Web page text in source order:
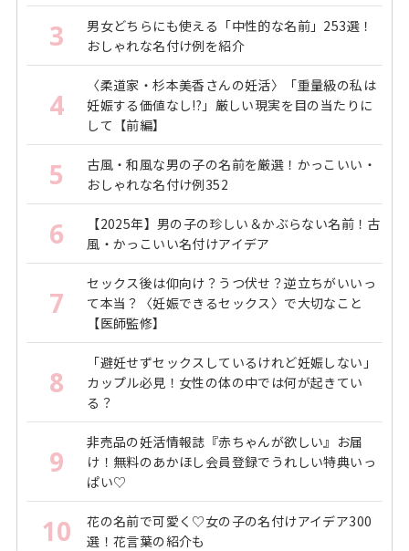
3
男女どちらにも使える「中性的な名前」253選！
おしゃれな名付け例を紹介
4
〈柔道家・杉本美香さんの妊活〉「重量級の私は
妊娠する価値なし!?」厳しい現実を目の当たりに
して【前編】
5
古風・和風な男の子の名前を厳選！かっこいい・
おしゃれな名付け例352
6
【2025年】男の子の珍しい＆かぶらない名前！古
風・かっこいい名付けアイデア
7
セックス後は仰向け？うつ伏せ？逆立ちがいいっ
て本当？〈妊娠できるセックス〉で大切なこと
【医師監修】
8
「避妊せずセックスしているけれど妊娠しない」
カップル必見！女性の体の中では何が起きてい
る？
9
非売品の妊活情報誌『赤ちゃんが欲しい』お届
け！無料のあかほし会員登録でうれしい特典いっ
ぱい♡
10
花の名前で可愛く♡女の子の名付けアイデア300
選！花言葉の紹介も